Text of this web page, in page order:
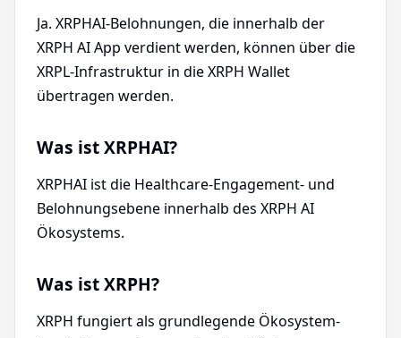
Ja. XRPHAI-Belohnungen, die innerhalb der
XRPH AI App verdient werden, können über die
XRPL-Infrastruktur in die XRPH Wallet
übertragen werden.
Was ist XRPHAI?
XRPHAI ist die Healthcare-Engagement- und
Belohnungsebene innerhalb des XRPH AI
Ökosystems.
Was ist XRPH?
XRPH fungiert als grundlegende Ökosystem-